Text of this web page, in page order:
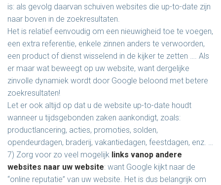
is: als gevolg daarvan schuiven websites die up-to-date zijn
naar boven in de zoekresultaten.
Het is relatief eenvoudig om een nieuwigheid toe te voegen,
een extra referentie, enkele zinnen anders te verwoorden,
een product of dienst wisselend in de kijker te zetten …. Als
er maar wat beweegt op uw website, want dergelijke
zinvolle dynamiek wordt door Google beloond met betere
zoekresultaten!
Let er ook altijd op dat u de website up-to-date houdt
wanneer u tijdsgebonden zaken aankondigt, zoals:
productlancering, acties, promoties, solden,
opendeurdagen, braderij, vakantiedagen, feestdagen, enz. …
7) Zorg voor zo veel mogelijk links vanop andere
websites naar uw website: want Google kijkt naar de
“online reputatie” van uw website. Het is dus belangrijk om